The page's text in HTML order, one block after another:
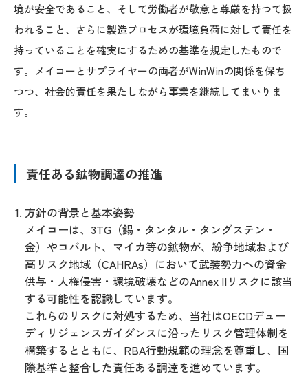
境が安全であること、そして労働者が敬意と尊厳を持つて扱
われること、さらに製造プロセスが環境負荷に対して責任を
持っていることを確実にするための基準を規定したもので
す。メイコーとサプライヤーの両者がWinWinの関係を保ち
つつ、社会的責任を果たしながら事業を継続してまいりま
す。
責任ある鉱物調達の推進
方針の背景と基本姿勢
メイコーは、3TG（錫・タンタル・タングステン・
金）やコバルト、マイカ等の鉱物が、紛争地域および
高リスク地域（CAHRAs）において武装勢力への資金
供与・人権侵害・環境破壊などのAnnex IIリスクに該当
する可能性を認識しています。
これらのリスクに対処するため、当社はOECDデュー
ディリジェンスガイダンスに沿ったリスク管理体制を
構築するとともに、RBA行動規範の理念を尊重し、国
際基準と整合した責任ある調達を進めています。